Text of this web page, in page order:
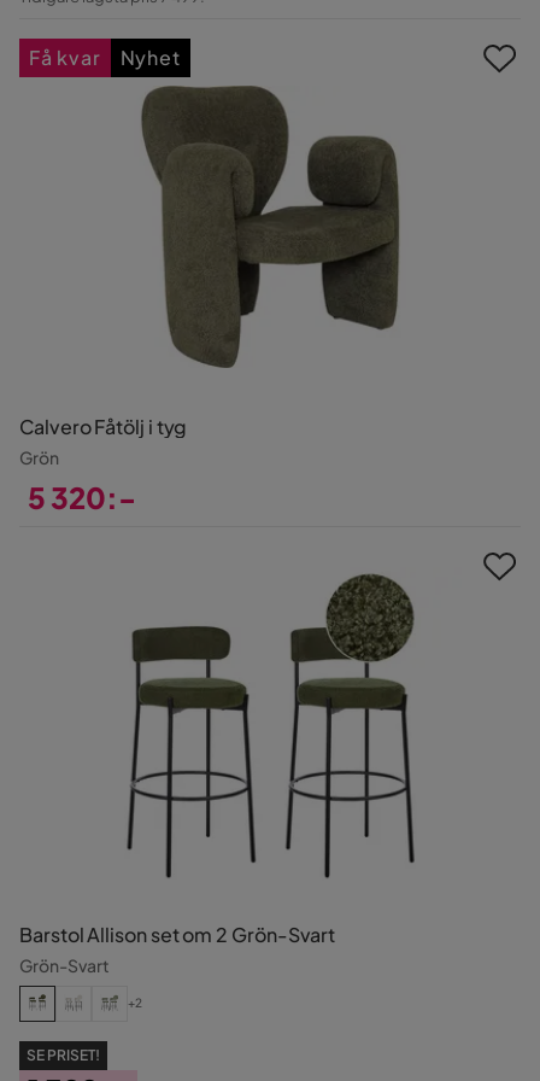
Calvero Fåtölj i tyg
Grön
5 320:-
Få kvar Nyhet
Barstol Allison set om 2 Grön-Svart
Grön-Svart
+2
SE PRISET!